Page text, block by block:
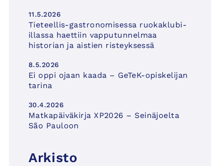
11.5.2026
Tieteellis-gastronomisessa ruokaklubi-
illassa haettiin vapputunnelmaa
historian ja aistien risteyksessä
8.5.2026
Ei oppi ojaan kaada – GeTeK-opiskelijan
tarina
30.4.2026
Matkapäiväkirja XP2026 – Seinäjoelta
São Pauloon
Arkisto